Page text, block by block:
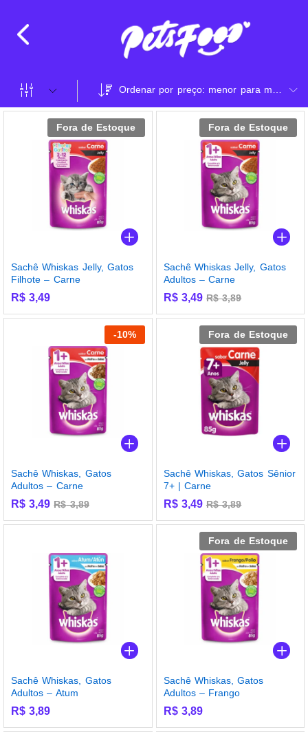
Fora de Estoque
Sachê Whiskas Jelly, Gatos
Filhote – Carne
R$ 3,49
Fora de Estoque
Sachê Whiskas Jelly, Gatos
Adultos – Carne
R$3,49 R$3,89
-10%
Sachê Whiskas, Gatos
Adultos – Carne
R$ 3,49 R$3,89
Fora de Estoque
Sachê Whiskas, Gatos Sênior
7+ | Carne
R$3,49 R$3,89
Sachê Whiskas, Gatos
Adultos – Atum
R$ 3,89
Fora de Estoque
Sachê Whiskas, Gatos
Adultos – Frango
R$3,89